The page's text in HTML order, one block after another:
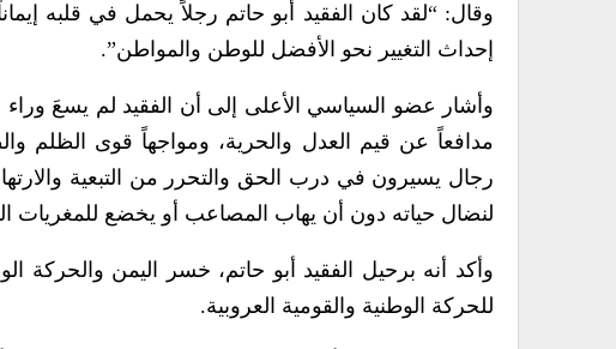
وقال: “لقد كان الفقيد أبو حاتم رجلاً يحمل في قلبه
إحداث التغيير نحو الأفضل للوطن والمواطن”.
وأشار عضو السياسي الأعلى إلى أن الفقيد لم يسعَ
مدافعاً عن قيم العدل والحرية، ومواجهاً قوى الظلم
رجال يسيرون في درب الحق والتحرر من التبعية
لنضال حياته دون أن يهاب المصاعب أو يخضع للمغريات
وأكد أنه برحيل الفقيد أبو حاتم، خسر اليمن والحركة
للحركة الوطنية والقومية العروبية.